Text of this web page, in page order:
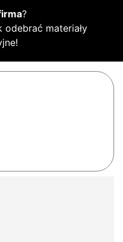
?
odebrać materiały